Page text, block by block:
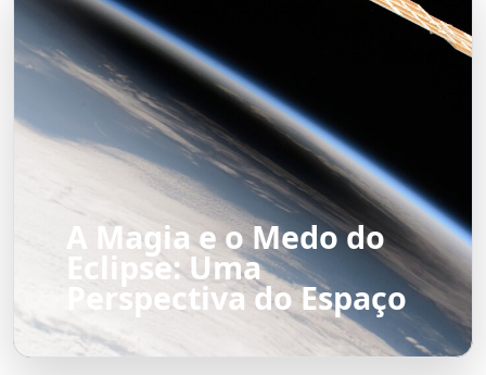
A Magia e o Medo do
Eclipse: Uma
Perspectiva do Espaço